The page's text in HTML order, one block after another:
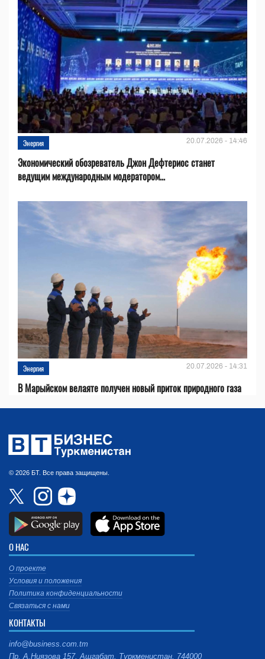
Энергия 20.07.2026 - 14:46
Экономический обозреватель Джон Дефтериос станет
ведущим международным модератором...
Энергия 20.07.2026 - 14:31
В Марыйском велаяте получен новый приток природного газа
© 2026 БТ. Все права защищены.
О НАС
О проекте
Условия и положения
Политика конфиденциальности
Связаться с нами
КОНТАКТЫ
info@business.com.tm
Пр. А.Ниязова 157, Ашгабат, Туркменистан, 744000